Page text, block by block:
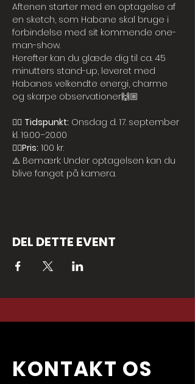
Aftenen starter med en optagelse af
en sketch, som Habane skal bruge i
forbindelse med sit kommende one-
man-show.
Herefter kan du glæde dig til ca. 45
minutters stand-up, leveret med
Habanes velkendte energi, charme
og skarpe observationer🙌🏼
👉🏼 Tidspunkt: Onsdag d. 17. september
kl. 19.00–20.00
👉🏼Pris: 100 kr.
⚠️ Bemærk: Under optagelsen kan du
blive fanget på kamera.
DEL DETTE EVENT
KONTAKT OS